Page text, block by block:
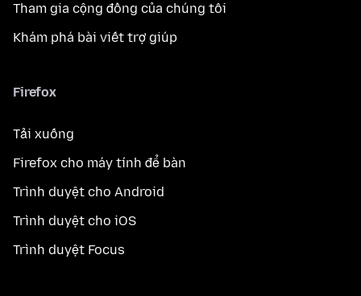
Tham gia cộng đồng của chúng tôi
Khám phá bài viết trợ giúp
Firefox
Tải xuống
Firefox cho máy tính để bàn
Trình duyệt cho Android
Trình duyệt cho iOS
Trình duyệt Focus